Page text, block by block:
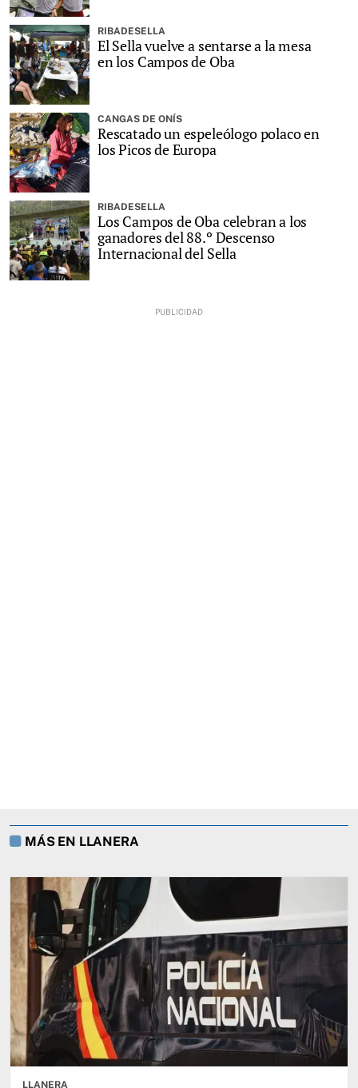
RIBADESELLA
El Sella vuelve a sentarse a la mesa
en los Campos de Oba
CANGAS DE ONÍS
Rescatado un espeleólogo polaco en
los Picos de Europa
RIBADESELLA
Los Campos de Oba celebran a los
ganadores del 88.º Descenso
Internacional del Sella
MÁS EN LLANERA
LLANERA